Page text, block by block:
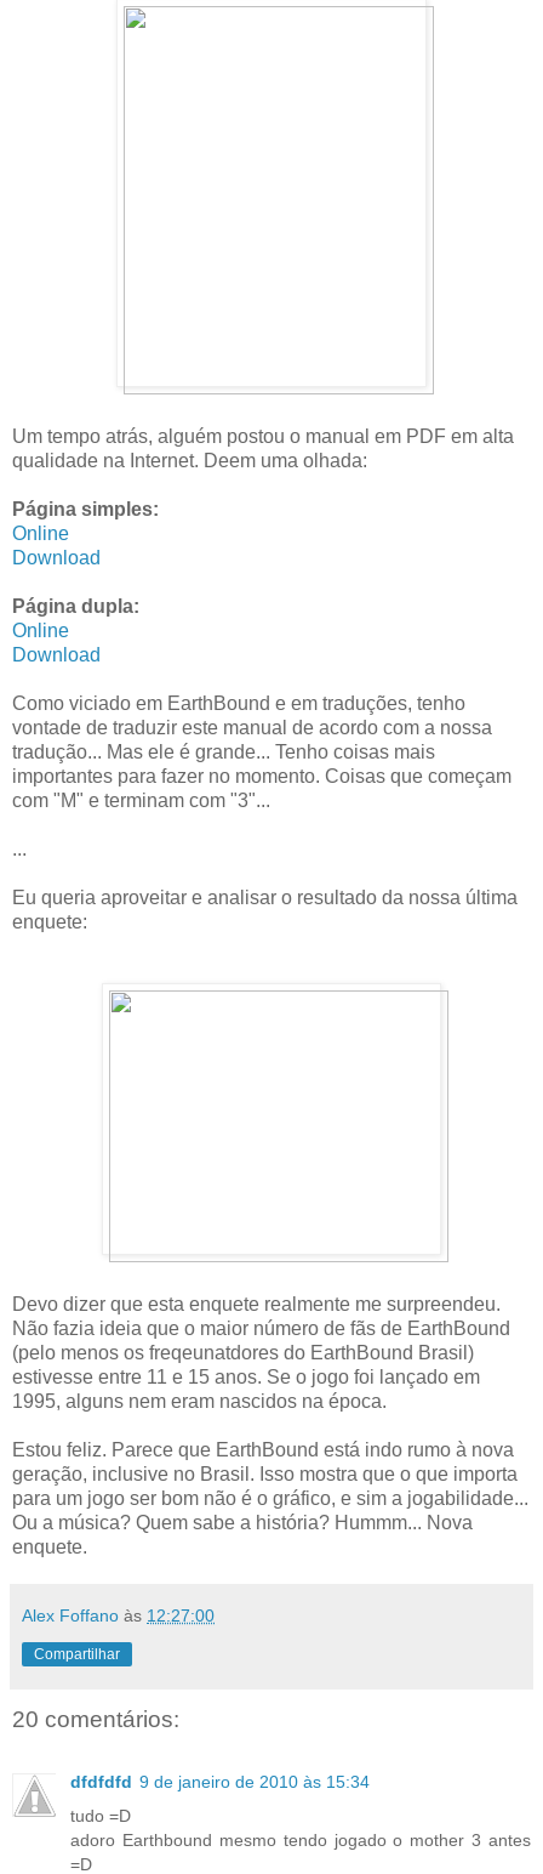
Um tempo atrás, alguém postou o manual em PDF em alta
qualidade na Internet. Deem uma olhada:
Página simples:
Online
Download
Página dupla:
Online
Download
Como viciado em EarthBound e em traduções, tenho
vontade de traduzir este manual de acordo com a nossa
tradução... Mas ele é grande... Tenho coisas mais
importantes para fazer no momento. Coisas que começam
com "M" e terminam com "3"...
...
Eu queria aproveitar e analisar o resultado da nossa última
enquete:
Devo dizer que esta enquete realmente me surpreendeu.
Não fazia ideia que o maior número de fãs de EarthBound
(pelo menos os freqeunatdores do EarthBound Brasil)
estivesse entre 11 e 15 anos. Se o jogo foi lançado em
1995, alguns nem eram nascidos na época.
Estou feliz. Parece que EarthBound está indo rumo à nova
geração, inclusive no Brasil. Isso mostra que o que importa
para um jogo ser bom não é o gráfico, e sim a jogabilidade...
Ou a música? Quem sabe a história? Hummm... Nova
enquete.
Alex Foffano às 12:27:00
Compartilhar
20 comentários:
dfdfdfd 9 de janeiro de 2010 às 15:34
tudo =D
adoro Earthbound mesmo tendo jogado o mother 3 antes
=D